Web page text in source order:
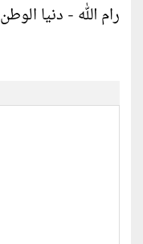
رام الله - دنيا الوطن